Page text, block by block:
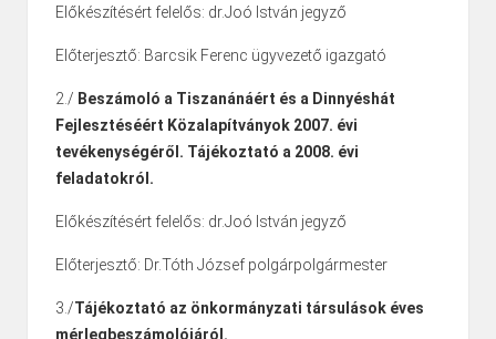
Előkészítésért felelős: dr.Joó István jegyző
Előterjesztő: Barcsik Ferenc ügyvezető igazgató
2./ Beszámoló a Tiszanánáért és a Dinnyéshát
Fejlesztéséért Közalapítványok 2007. évi
tevékenységéről. Tájékoztató a 2008. évi
feladatokról.
Előkészítésért felelős: dr.Joó István jegyző
Előterjesztő: Dr.Tóth József polgárpolgármester
3./Tájékoztató az önkormányzati társulások éves
mérlegbeszámolójáról.